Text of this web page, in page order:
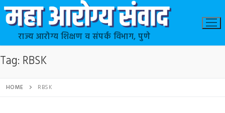
राज्य आरोग्य शिक्षण व संपर्क विभाग, पुणे
Tag: RBSK
HOME RBSK